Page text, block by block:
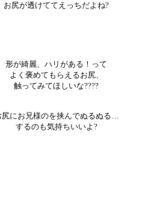
お尻が透けててえっちだよね?
形が綺麗、ハリがある！って
よく褒めてもらえるお尻、
触ってみてほしいな????
尻にお兄様のを挟んでぬるぬる…
するのも気持ちいいよ?